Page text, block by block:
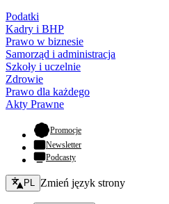
Podatki
Kadry i BHP
Prawo w biznesie
Samorząd i administracja
Szkoły i uczelnie
Zdrowie
Prawo dla każdego
Akty Prawne
Promocje- otwiera się w nowej karcie
Newsletter
Podcasty
Zmień język - bieżący:
PL Zmień język strony